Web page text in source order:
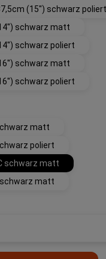
(15'') schwarz poliert
schwarz matt
schwarz poliert
schwarz matt
schwarz poliert
matt
poliert
schwarz matt
matt
Gib den